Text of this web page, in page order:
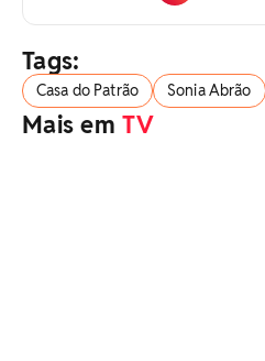
Tags:
Casa do Patrão Sonia Abrão
Mais emTV